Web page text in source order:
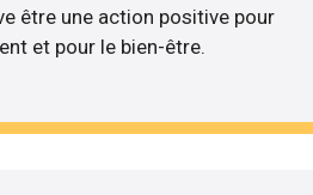
être une action positive pour
et pour le bien-être.